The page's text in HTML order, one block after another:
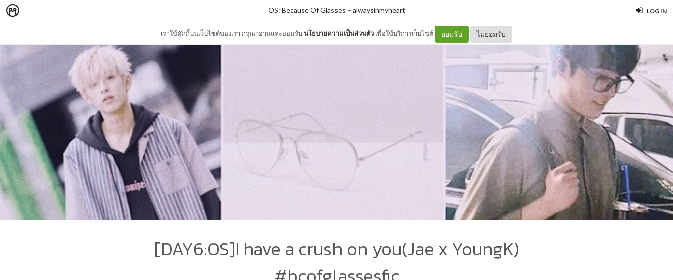
LOG IN
เราใช้คุ๊กกี้บนเว็บไซต์ของเรา กรุณาอ่านและยอมรับนโยบายความเป็นส่วนตัว เพื่อใช้บริการเว็บไซต์ ยอมรับ ไม่ยอมรับ
OS: Because Of Glasses – alwaysinmyheart
[DAY6:OS]I have a crush on you(Jae x YoungK)